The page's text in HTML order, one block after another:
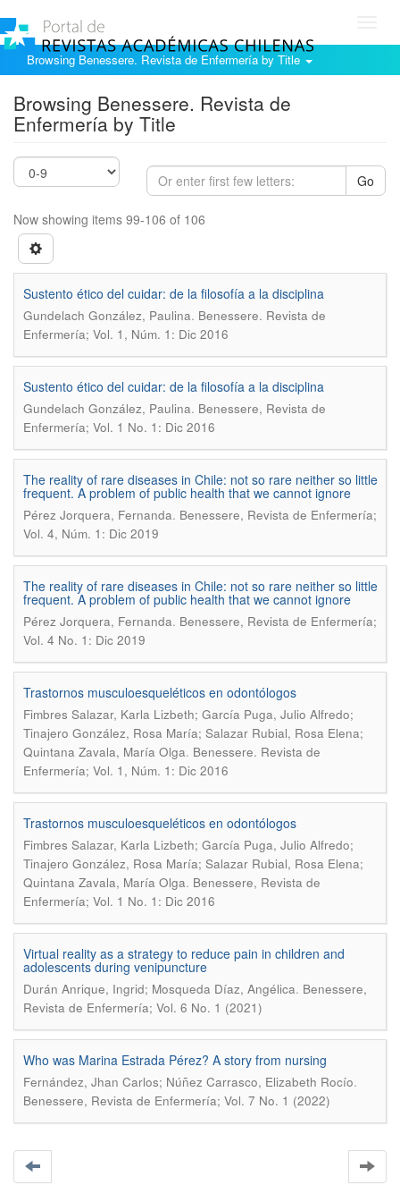
Browsing Benessere. Revista de Enfermería by Title
Browsing Benessere. Revista de
Enfermería by Title
Go
Now showing items 99-106 of 106
Sustento ético del cuidar: de la filosofía a la disciplina
Gundelach González, Paulina. Benessere. Revista de
Enfermería; Vol. 1, Núm. 1: Dic 2016
Sustento ético del cuidar: de la filosofía a la disciplina
Gundelach González, Paulina. Benessere, Revista de
Enfermería; Vol. 1 No. 1: Dic 2016
The reality of rare diseases in Chile: not so rare neither so little
frequent. A problem of public health that we cannot ignore
Pérez Jorquera, Fernanda. Benessere, Revista de Enfermería;
Vol. 4, Núm. 1: Dic 2019
The reality of rare diseases in Chile: not so rare neither so little
frequent. A problem of public health that we cannot ignore
Pérez Jorquera, Fernanda. Benessere, Revista de Enfermería;
Vol. 4 No. 1: Dic 2019
Trastornos musculoesqueléticos en odontólogos
Fimbres Salazar, Karla Lizbeth; García Puga, Julio Alfredo;
Tinajero González, Rosa María; Salazar Rubial, Rosa Elena;
Quintana Zavala, María Olga. Benessere. Revista de
Enfermería; Vol. 1, Núm. 1: Dic 2016
Trastornos musculoesqueléticos en odontólogos
Fimbres Salazar, Karla Lizbeth; García Puga, Julio Alfredo;
Tinajero González, Rosa María; Salazar Rubial, Rosa Elena;
Quintana Zavala, María Olga. Benessere, Revista de
Enfermería; Vol. 1 No. 1: Dic 2016
Virtual reality as a strategy to reduce pain in children and
adolescents during venipuncture
Durán Anrique, Ingrid; Mosqueda Díaz, Angélica. Benessere,
Revista de Enfermería; Vol. 6 No. 1 (2021)
Who was Marina Estrada Pérez? A story from nursing
Fernández, Jhan Carlos; Núñez Carrasco, Elizabeth Rocío.
Benessere, Revista de Enfermería; Vol. 7 No. 1 (2022)